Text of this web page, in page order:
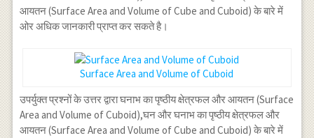
आयतन (Surface Area and Volume of Cube and Cuboid) के बारे में
ओर अधिक जानकारी प्राप्त कर सकते है।
Surface Area and Volume of Cuboid
उपर्युक्त प्रश्नों के उत्तर द्वारा घनाभ का पृष्ठीय क्षेत्रफल और आयतन (Surface
Area and Volume of Cuboid),घन और घनाभ का पृष्ठीय क्षेत्रफल और
आयतन (Surface Area and Volume of Cube and Cuboid) के बारे में